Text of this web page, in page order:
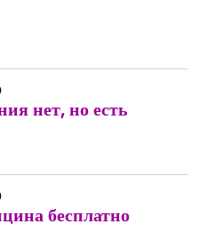
нет, но есть
бесплатно